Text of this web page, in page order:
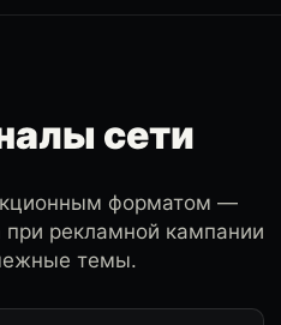
сети
форматом —
рекламной кампании
темы.